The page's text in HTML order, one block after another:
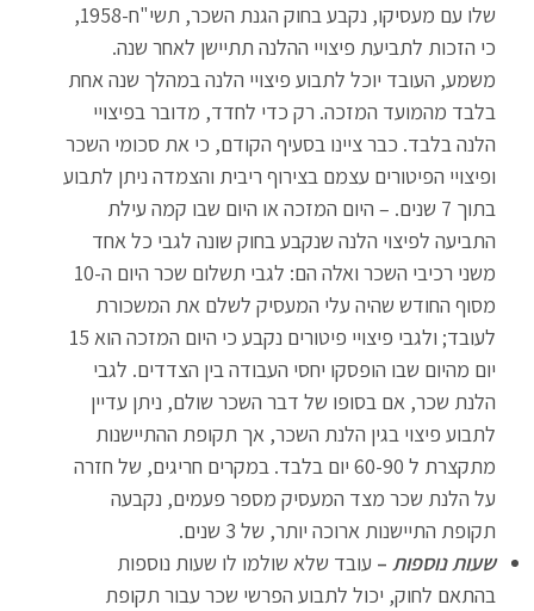
שלו עם מעסיקו, נקבע בחוק הגנת השכר, תשי"ח-1958,
כי הזכות לתביעת פיצויי ההלנה תתיישן לאחר שנה.
משמע, העובד יוכל לתבוע פיצויי הלנה במהלך שנה אחת
בלבד מהמועד המזכה. רק כדי לחדד, מדובר בפיצויי
הלנה בלבד. כבר ציינו בסעיף הקודם, כי את סכומי השכר
ופיצויי הפיטורים עצמם בצירוף ריבית והצמדה ניתן לתבוע
בתוך 7 שנים. – היום המזכה או היום שבו קמה עילת
התביעה לפיצוי הלנה שנקבע בחוק שונה לגבי כל אחד
משני רכיבי השכר ואלה הם: לגבי תשלום שכר היום ה-10
מסוף החודש שהיה עלי המעסיק לשלם את המשכורת
לעובד; ולגבי פיצויי פיטורים נקבע כי היום המזכה הוא 15
יום מהיום שבו הופסקו יחסי העבודה בין הצדדים. לגבי
הלנת שכר, אם בסופו של דבר השכר שולם, ניתן עדיין
לתבוע פיצוי בגין הלנת השכר, אך תקופת ההתיישנות
מתקצרת ל 60-90 יום בלבד. במקרים חריגים, של חזרה
על הלנת שכר מצד המעסיק מספר פעמים, נקבעה
תקופת התיישנות ארוכה יותר, של 3 שנים.
שעות נוספות – עובד שלא שולמו לו שעות נוספות
בהתאם לחוק, יכול לתבוע הפרשי שכר עבור תקופת